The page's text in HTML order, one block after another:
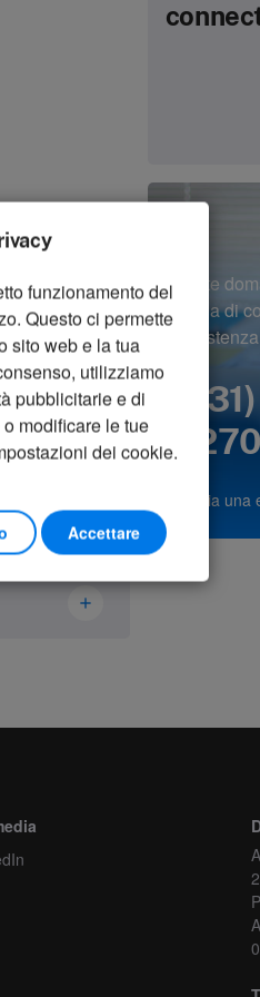
zoom_in
Zoom
Avete
prega di
o invia
funzionamento del
Questo ci permette
sito web e la tua
utilizziamo
pubblicitarie e di
modificare le tue
dei cookie.
Accettare